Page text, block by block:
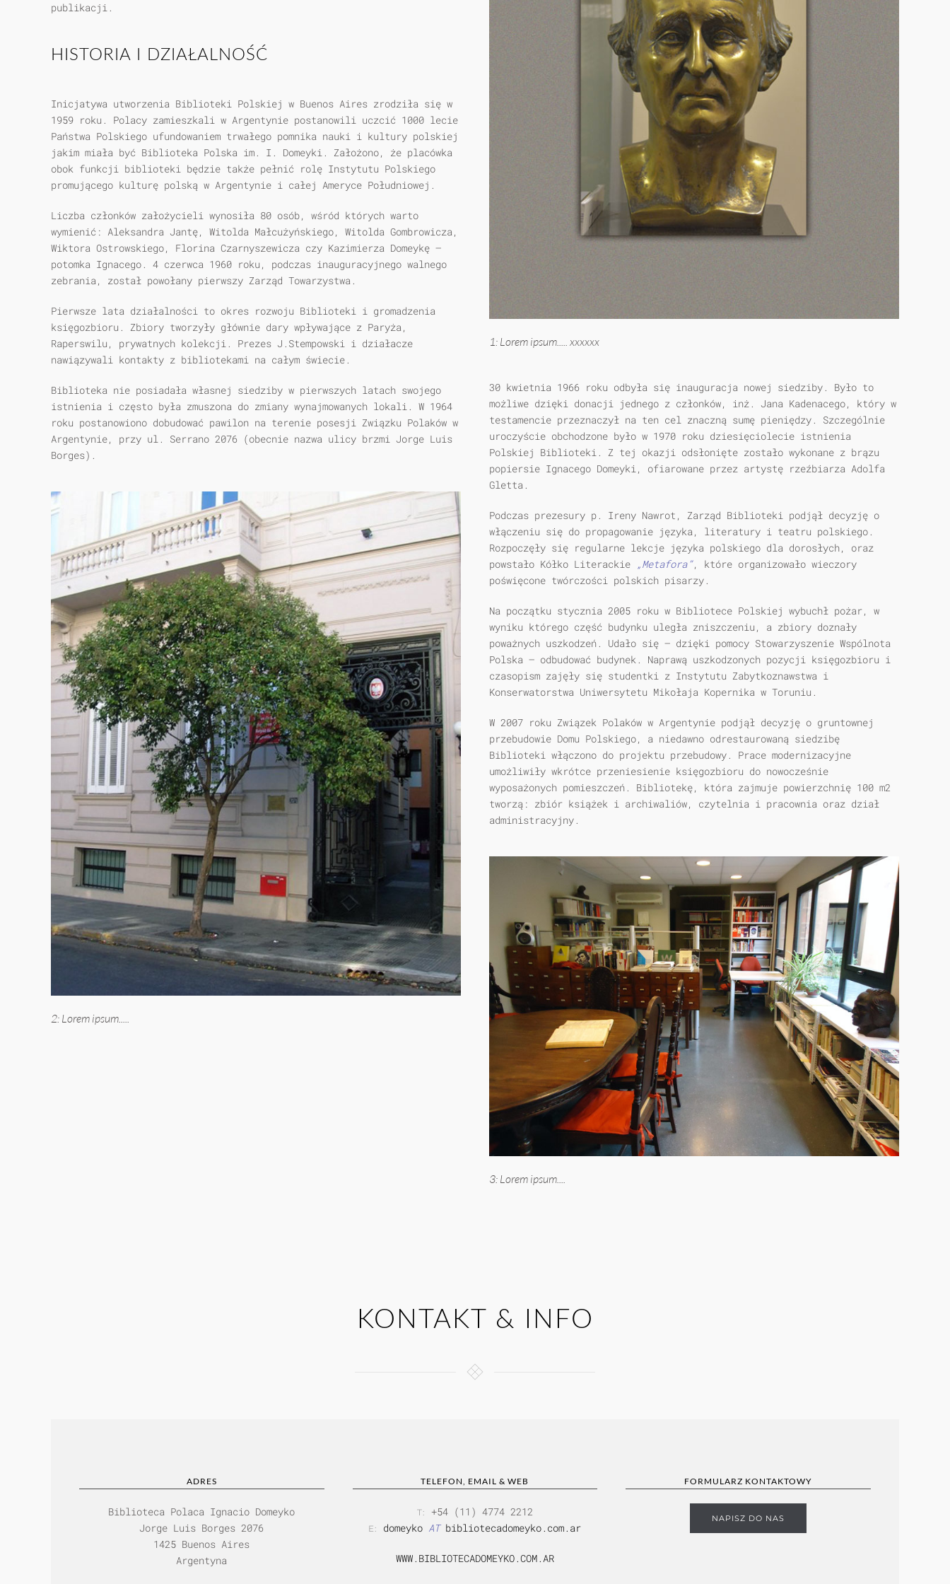
publikacji.
HISTORIA I DZIAŁALNOŚĆ
Inicjatywa utworzenia Biblioteki Polskiej w Buenos Aires zrodziła się w
1959 roku. Polacy zamieszkali w Argentynie postanowili uczcić 1000 lecie
Państwa Polskiego ufundowaniem trwałego pomnika nauki i kultury polskiej
jakim miała być Biblioteka Polska im. I. Domeyki. Założono, że placówka
obok funkcji biblioteki będzie także pełnić rolę Instytutu Polskiego
promującego kulturę polską w Argentynie i całej Ameryce Południowej.
Liczba członków założycieli wynosiła 80 osób, wśród których warto
wymienić: Aleksandra Jantę, Witolda Małcużyńskiego, Witolda Gombrowicza,
Wiktora Ostrowskiego, Florina Czarnyszewicza czy Kazimierza Domeykę –
potomka Ignacego. 4 czerwca 1960 roku, podczas inauguracyjnego walnego
zebrania, został powołany pierwszy Zarząd Towarzystwa.
Pierwsze lata działalności to okres rozwoju Biblioteki i gromadzenia
księgozbioru. Zbiory tworzyły głównie dary wpływające z Paryża,
Raperswilu, prywatnych kolekcji. Prezes J.Stempowski i działacze
nawiązywali kontakty z bibliotekami na całym świecie.
Biblioteka nie posiadała własnej siedziby w pierwszych latach swojego
istnienia i często była zmuszona do zmiany wynajmowanych lokali. W 1964
roku postanowiono dobudować pawilon na terenie posesji Związku Polaków w
Argentynie, przy ul. Serrano 2076 (obecnie nazwa ulicy brzmi Jorge Luis
Borges).
2: Lorem ipsum.....
1: Lorem ipsum..... xxxxxx
30 kwietnia 1966 roku odbyła się inauguracja nowej siedziby. Było to
możliwe dzięki donacji jednego z członków, inż. Jana Kadenacego, który w
testamencie przeznaczył na ten cel znaczną sumę pieniędzy. Szczególnie
uroczyście obchodzone było w 1970 roku dziesięciolecie istnienia
Polskiej Biblioteki. Z tej okazji odsłonięte zostało wykonane z brązu
popiersie Ignacego Domeyki, ofiarowane przez artystę rzeźbiarza Adolfa
Gletta.
Podczas prezesury p. Ireny Nawrot, Zarząd Biblioteki podjął decyzję o
włączeniu się do propagowanie języka, literatury i teatru polskiego.
Rozpoczęły się regularne lekcje języka polskiego dla dorosłych, oraz
powstało Kółko Literackie „Metafora”, które organizowało wieczory
poświęcone twórczości polskich pisarzy.
Na początku stycznia 2005 roku w Bibliotece Polskiej wybuchł pożar, w
wyniku którego część budynku uległa zniszczeniu, a zbiory doznały
poważnych uszkodzeń. Udało się – dzięki pomocy Stowarzyszenie Wspólnota
Polska – odbudować budynek. Naprawą uszkodzonych pozycji księgozbioru i
czasopism zajęły się studentki z Instytutu Zabytkoznawstwa i
Konserwatorstwa Uniwersytetu Mikołaja Kopernika w Toruniu.
W 2007 roku Związek Polaków w Argentynie podjął decyzję o gruntownej
przebudowie Domu Polskiego, a niedawno odrestaurowaną siedzibę
Biblioteki włączono do projektu przebudowy. Prace modernizacyjne
umożliwiły wkrótce przeniesienie księgozbioru do nowocześnie
wyposażonych pomieszczeń. Bibliotekę, która zajmuje powierzchnię 100 m2
tworzą: zbiór książek i archiwaliów, czytelnia i pracownia oraz dział
administracyjny.
3: Lorem ipsum....
KONTAKT & INFO
ADRES
Biblioteca Polaca Ignacio Domeyko
Jorge Luis Borges 2076
1425 Buenos Aires
Argentyna
TELEFON, EMAIL & WEB
T: +54 (11) 4774 2212
E: domeyko AT bibliotecadomeyko.com.ar
WWW.BIBLIOTECADOMEYKO.COM.AR
FORMULARZ KONTAKTOWY
NAPISZ DO NAS